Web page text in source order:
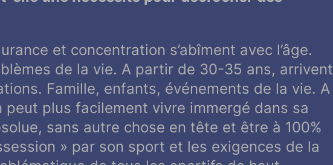
et concentration s’abîment avec l’âge.
de la vie. A partir de 30-35 ans, arrivent
Famille, enfants, événements de la vie. A
peut plus facilement vivre immergé dans sa
sans autre chose en tête et être à 100%
» par son sport et les exigences de la